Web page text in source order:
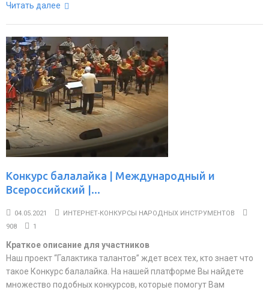
Читать далее
Конкурс балалайка | Международный и
Всероссийский |...
04.05.2021
ИНТЕРНЕТ-КОНКУРСЫ НАРОДНЫХ ИНСТРУМЕНТОВ
908
1
Краткое описание для участников
Наш проект “Галактика талантов” ждет всех тех, кто знает что
такое Конкурс балалайка. На нашей платформе Вы найдете
множество подобных конкурсов, которые помогут Вам